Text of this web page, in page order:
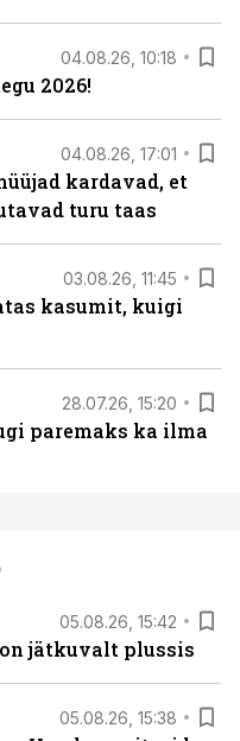
04.08.26, 10:18
2026!
04.08.26, 17:01
kardavad, et
turu taas
03.08.26, 11:45
kasumit, kuigi
28.07.26, 15:20
paremaks ka ilma
05.08.26, 15:42
jätkuvalt plussis
05.08.26, 15:38